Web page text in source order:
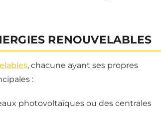
RENOUVELABLES
, chacune ayant ses propres
:
photovoltaïques ou des centrales